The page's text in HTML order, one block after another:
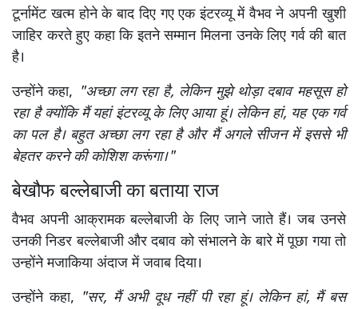
टूर्नामेंट खत्म होने के बाद दिए गए एक इंटरव्यू में वैभव ने अपनी खुशी
जाहिर करते हुए कहा कि इतने सम्मान मिलना उनके लिए गर्व की बात
है।
उन्होंने कहा, "अच्छा लग रहा है, लेकिन मुझे थोड़ा दबाव महसूस हो
रहा है क्योंकि मैं यहां इंटरव्यू के लिए आया हूं। लेकिन हां, यह एक गर्व
का पल है। बहुत अच्छा लग रहा है और मैं अगले सीजन में इससे भी
बेहतर करने की कोशिश करूंगा।"
बेखौफ बल्लेबाजी का बताया राज
वैभव अपनी आक्रामक बल्लेबाजी के लिए जाने जाते हैं। जब उनसे
उनकी निडर बल्लेबाजी और दबाव को संभालने के बारे में पूछा गया तो
उन्होंने मजाकिया अंदाज में जवाब दिया।
उन्होंने कहा, "सर, मैं अभी दूध नहीं पी रहा हूं। लेकिन हां, मैं बस